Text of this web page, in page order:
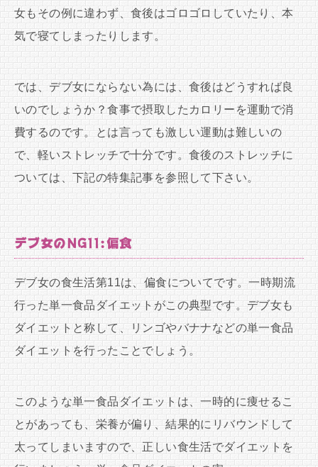
女もその例に違わず、食後はゴロゴロしていたり、本
気で寝てしまったりします。
では、デブ女にならない為には、食後はどうすれば良
いのでしょうか？食事で摂取したカロリーを運動で消
費するのです。とは言っても激しい運動は難しいの
で、軽いストレッチで十分です。食後のストレッチに
ついては、下記の特集記事を参照して下さい。
デブ女のNG11:偏食
デブ女の食生活第11は、偏食についてです。一時期流
行った単一食品ダイエットがこの典型です。デブ女も
ダイエットと称して、リンゴやバナナなどの単一食品
ダイエットを行ったことでしょう。
このような単一食品ダイエットは、一時的に痩せるこ
とがあっても、栄養が偏り、結果的にリバウンドして
太ってしまいますので、正しい食生活でダイエットを